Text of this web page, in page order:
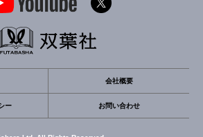
会社概要
ー お問い合わせ